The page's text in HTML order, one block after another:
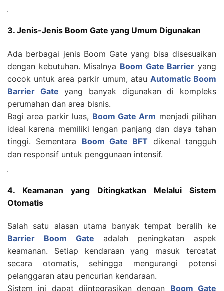
3. Jenis-Jenis Boom Gate yang Umum Digunakan
Ada berbagai jenis Boom Gate yang bisa disesuaikan
dengan kebutuhan. Misalnya Boom Gate Barrier yang
cocok untuk area parkir umum, atau Automatic Boom
Barrier Gate yang banyak digunakan di kompleks
perumahan dan area bisnis.
Bagi area parkir luas, Boom Gate Arm menjadi pilihan
ideal karena memiliki lengan panjang dan daya tahan
tinggi. Sementara Boom Gate BFT dikenal tangguh
dan responsif untuk penggunaan intensif.
4. Keamanan yang Ditingkatkan Melalui Sistem
Otomatis
Salah satu alasan utama banyak tempat beralih ke
Barrier Boom Gate adalah peningkatan aspek
keamanan. Setiap kendaraan yang masuk tercatat
secara otomatis, sehingga mengurangi potensi
pelanggaran atau pencurian kendaraan.
Sistem ini dapat diintegrasikan dengan Boom Gate